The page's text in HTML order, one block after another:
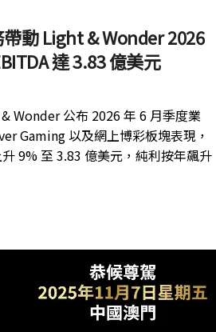
動 Light & Wonder 2026
達 3.83 億美元
Wonder 公布 2026 年 6 月季度業
Gaming 以及網上博彩板塊表現，
9% 至 3.83 億美元，純利按年飆升